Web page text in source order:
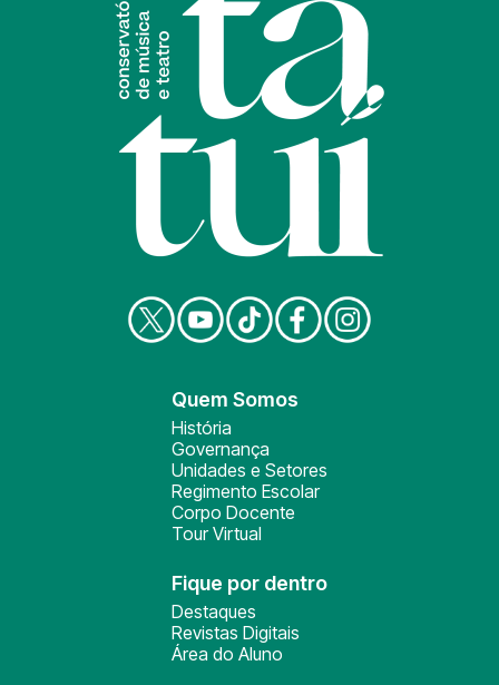
Quem Somos
História
Governança
Unidades e Setores
Regimento Escolar
Corpo Docente
Tour Virtual
Fique por dentro
Destaques
Revistas Digitais
Área do Aluno